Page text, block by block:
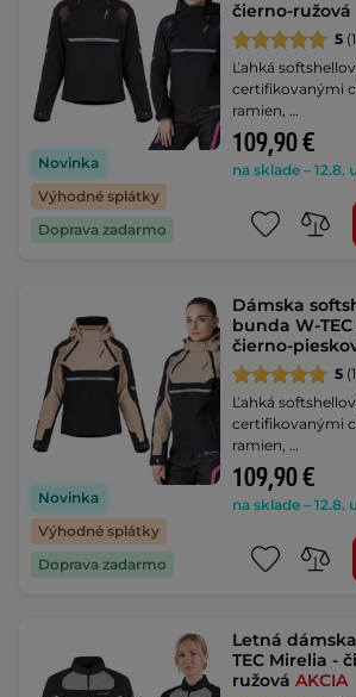
Novinka
Výhodné splátky
Doprava zadarmo
čierno-ružová
5
Ľahká
certifikovanými
ramien, …
109,90 €
na sklade – 12.8.
Novinka
Výhodné splátky
Doprava zadarmo
Dámska
bunda W-
čierno-
5
Ľahká
certifikovanými
ramien, …
109,90 €
na sklade – 12.8.
Letná
TEC Mirelia -
ružováAKCIA